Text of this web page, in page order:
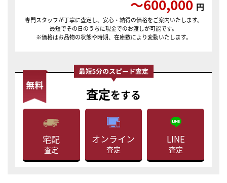
〜600,000 円
専門スタッフが丁寧に査定し、安心・納得の価格をご案内いたします。
最短でその日のうちに現金でのお渡しが可能です。
※価格はお品物の状態や時期、在庫数により変動いたします。
査定をする
宅配
査定
オンライン
査定
LINE
査定